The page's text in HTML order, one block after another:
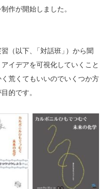
作が開始しました。
（以下、 「対話班 」 ）から聞
イデアを可視化していくこと
荒くてもいいのでいくつか方
的です。